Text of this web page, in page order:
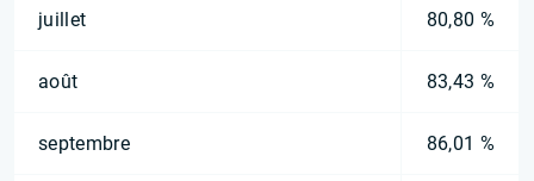
juillet 80,80 %
août 83,43 %
septembre 86,01 %